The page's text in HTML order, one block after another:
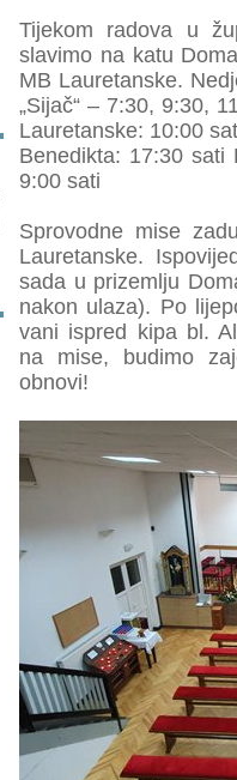
Tijekom radova u
slavimo na katu
MB Lauretanske.
„Sijač“ – 7:30, 9:30,
Lauretanske: 10:00
Benedikta: 17:30 sati
9:00 sati
Sprovodne mise
Lauretanske.
sada u prizemlju
nakon ulaza). Po
vani ispred kipa bl.
na mise, budimo
obnovi!